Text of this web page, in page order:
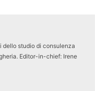
dello studio di consulenza
Editor-in-chief: Irene